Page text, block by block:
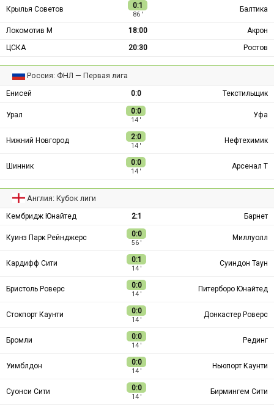
Крылья Советов 0:1
86 ′
Балтика
Локомотив М 18:00
Акрон
ЦСКА
20:30 Ростов
Россия: ФНЛ — Первая лига
Енисей 0:0 Текстильщик
Урал 0:0
14 ′
Уфа
Нижний Новгород 2:0
14 ′
Нефтехимик
Шинник 0:0
14 ′
Арсенал Т
Англия: Кубок лиги
Кембридж Юнайтед 2:1 Барнет
Куинз Парк Рейнджерс 0:0
56 ′
Миллуолл
Кардифф Сити 0:1
14 ′
Суиндон Таун
Бристоль Роверс 0:0
14 ′
Питерборо Юнайтед
Стокпорт Каунти 0:0
14 ′
Донкастер Роверс
Бромли 0:0
14 ′
Рединг
Уимблдон 0:0
14 ′
Ньюпорт Каунти
Суонси Сити 0:0
14 ′
Бирмингем Сити